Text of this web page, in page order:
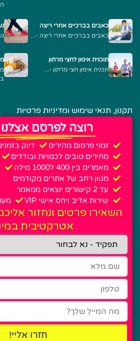
כאבים בברכיים אחרי ריצה
כאבים בברכיים אחרי ריצה -...
תוכנית אימון לחצי מרתון
תכנית אימון חצי מרתון -...
תקנון, תנאי שימוש ומדיניות פרטיות
רוצה לפרסם
זמני פרסום מהירים
דיוק
מחירים טובים לכמויות ובודדים
מאמרים בין 400 ל1000 מילה
מגוון רחב של אתרים מקודמים
עד 2 קישורים יוצאים ממאמר
שירות אדיב ויחס אישי VIP
השאירו פרטים ונחזור
אטרקטיבית
חזרו אליי!